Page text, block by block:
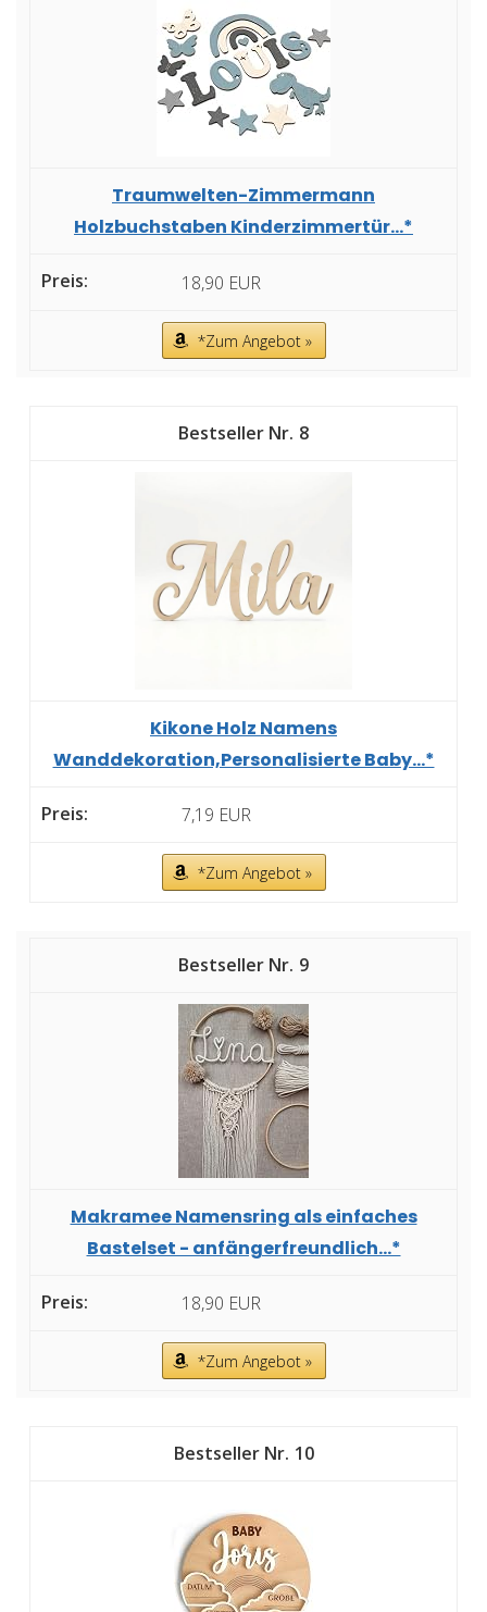
Traumwelten-Zimmermann
Holzbuchstaben Kinderzimmertür...*
18,90 EUR
*Zum Angebot »
8
Kikone Holz Namens
Wanddekoration,Personalisierte Baby...*
7,19 EUR
*Zum Angebot »
9
Makramee Namensring als einfaches
Bastelset - anfängerfreundlich...*
18,90 EUR
*Zum Angebot »
10